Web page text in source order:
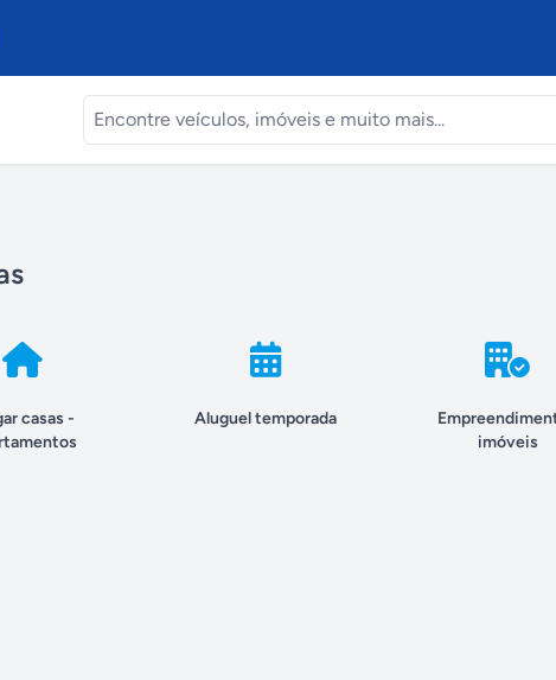
casas -
Aluguel temporada
imóveis